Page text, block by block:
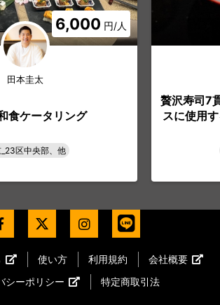
6,000 円/人
田本圭太
食ケータリング
区中央部、他
贅沢寿司7
スに使用
使い方 利用規約
会社概要
シーポリシー
特定商取引法